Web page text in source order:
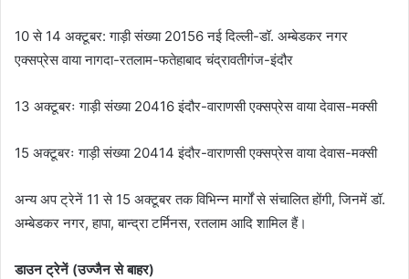
10 से 14 अक्टूबर: गाड़ी संख्या 20156 नई दिल्ली-डॉ. अम्बेडकर नगर
एक्सप्रेस वाया नागदा-रतलाम-फतेहाबाद चंद्रावतीगंज-इंदौर
13 अक्टूबरः गाड़ी संख्या 20416 इंदौर-वाराणसी एक्सप्रेस वाया देवास-मक्सी
15 अक्टूबरः गाड़ी संख्या 20414 इंदौर-वाराणसी एक्सप्रेस वाया देवास-मक्सी
अन्य अप ट्रेनें 11 से 15 अक्टूबर तक विभिन्न मार्गों से संचालित होंगी, जिनमें डॉ.
अम्बेडकर नगर, हापा, बान्द्रा टर्मिनस, रतलाम आदि शामिल हैं।
डाउन ट्रेनें (उज्जैन से बाहर)